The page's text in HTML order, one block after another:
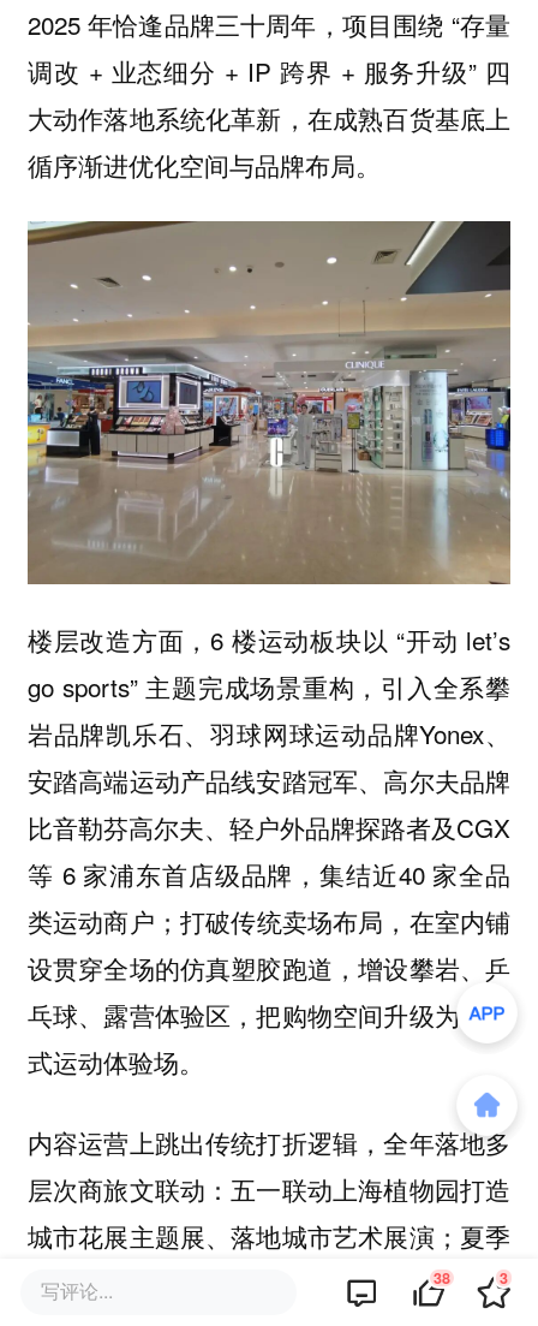
2025 年恰逢品牌三十周年，项目围绕 “存量
调改 + 业态细分 + IP 跨界 + 服务升级” 四
大动作落地系统化革新，在成熟百货基底上
循序渐进优化空间与品牌布局。
楼层改造方面，6 楼运动板块以 “开动 let’s
go sports” 主题完成场景重构，引入全系攀
岩品牌凯乐石、羽球网球运动品牌Yonex、
安踏高端运动产品线安踏冠军、高尔夫品牌
比音勒芬高尔夫、轻户外品牌探路者及CGX
等 6 家浦东首店级品牌，集结近40 家全品
类运动商户；打破传统卖场布局，在室内铺
设贯穿全场的仿真塑胶跑道，增设攀岩、乒
乓球、露营体验区，把购物空间升级为沉浸
式运动体验场。
内容运营上跳出传统打折逻辑，全年落地多
层次商旅文联动：五一联动上海植物园打造
城市花展主题展、落地城市艺术展演；夏季
联动上海之夏消费季，携手市体育局主办的
写评论... 38 3